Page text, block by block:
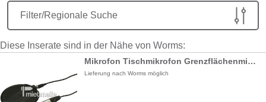
Filter/Regionale Suche
Diese Inserate sind in der Nähe von Worms:
Mikrofon Tischmikrofon Grenzflächenmikrofon
Lieferung nach Worms möglich